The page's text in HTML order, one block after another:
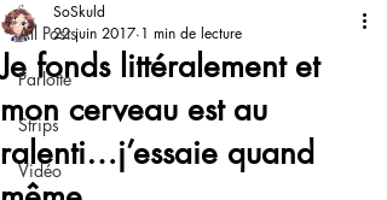
All Posts
Parlotte
Strips
Vidéo
Je fonds littéralement et
mon cerveau est au
ralenti…j’essaie quand
SoSkuld
22 juin 2017 1 min de lecture